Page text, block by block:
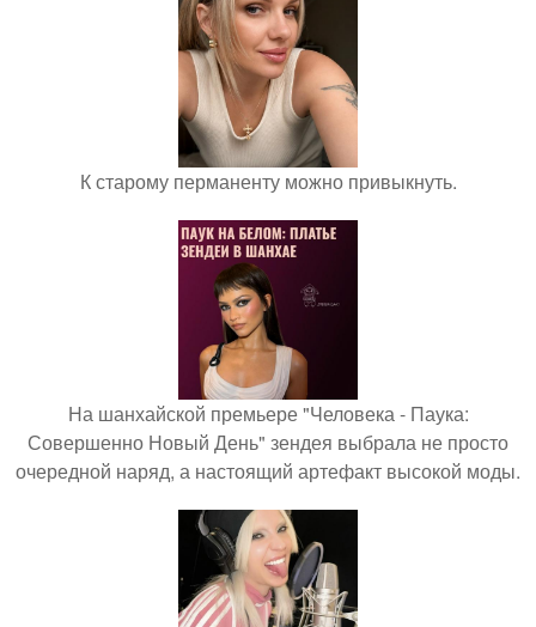
К старому перманенту можно привыкнуть.
На шанхайской премьере "Человека - Паука:
Совершенно Новый День" зендея выбрала не просто
очередной наряд, а настоящий артефакт высокой моды.